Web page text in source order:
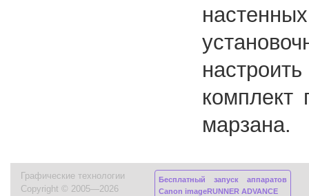
комплект
марзана.
Графические технологии
Copyright © 2005—2026
Бесплатный запуск аппаратов
Canon imageRUNNER ADVANCE